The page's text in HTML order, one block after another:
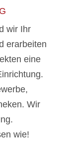
wir Ihr
erarbeiten
eine
Wir
wie!